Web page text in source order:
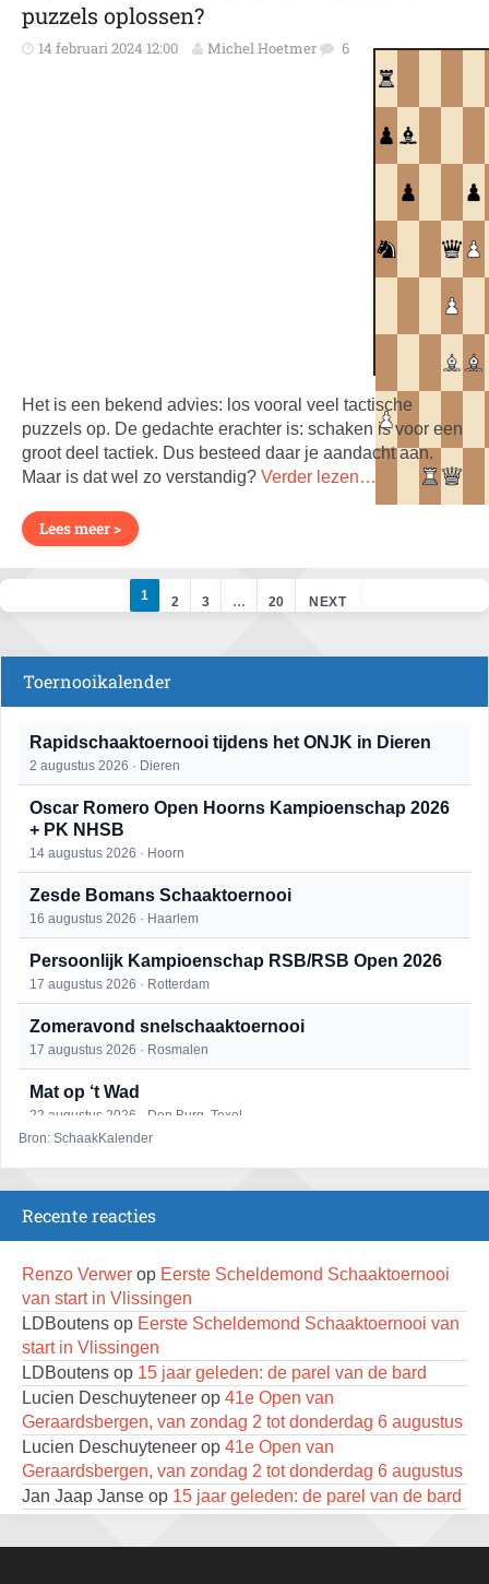
puzzels oplossen?
14 februari 2024 12:00 Michel Hoetmer 6
Het is een bekend advies: los vooral veel tactische
puzzels op. De gedachte erachter is: schaken is voor een
groot deel tactiek. Dus besteed daar je aandacht aan.
Maar is dat wel zo verstandig? Verder lezen…
Lees meer >
1 2 3 … 20 NEXT
Toernooikalender
Rapidschaaktoernooi tijdens het ONJK in Dieren
2 augustus 2026 · Dieren
Oscar Romero Open Hoorns Kampioenschap 2026
+ PK NHSB
14 augustus 2026 · Hoorn
Zesde Bomans Schaaktoernooi
16 augustus 2026 · Haarlem
Persoonlijk Kampioenschap RSB/RSB Open 2026
17 augustus 2026 · Rotterdam
Zomeravond snelschaaktoernooi
17 augustus 2026 · Rosmalen
Mat op ‘t Wad
22 augustus 2026 · Den Burg, Texel
Simultaan The Butcher
2e Utrechts kroegloperstoernooi
23 augustus 2026 · Utrecht
Open Eemlandtoernooi 2026
25 augustus 2026 · Bunschoten-Spakenburg
Nazomervierkampentoernooi 2026
28 augustus 2026 · Assen
KC Open
28 augustus 2026 · Haarlem
11e Goirles Weekend Kampioenschap
Bron: SchaakKalender
Recente reacties
Renzo Verwer op Eerste Scheldemond Schaaktoernooi
van start in Vlissingen
LDBoutens op Eerste Scheldemond Schaaktoernooi van
start in Vlissingen
LDBoutens op 15 jaar geleden: de parel van de bard
Lucien Deschuyteneer op 41e Open van
Geraardsbergen, van zondag 2 tot donderdag 6 augustus
Lucien Deschuyteneer op 41e Open van
Geraardsbergen, van zondag 2 tot donderdag 6 augustus
Jan Jaap Janse op 15 jaar geleden: de parel van de bard
18 juli 2026